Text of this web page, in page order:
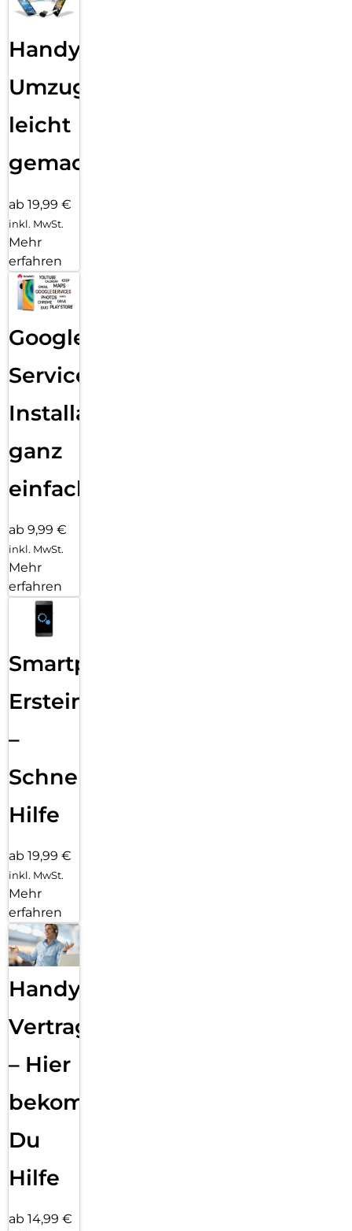
Handy
Umzug
leicht
gemacht!
ab 19,99 €
inkl. MwSt.
Mehr
erfahren
Google
Services
Installation
ganz
einfach
ab 9,99 €
inkl. MwSt.
Mehr
erfahren
Smartphone
Ersteinrichtung
–
Schnelle
Hilfe
ab 19,99 €
inkl. MwSt.
Mehr
erfahren
Handy
Vertragsabwicklung
– Hier
bekommst
Du
Hilfe
ab 14,99 €